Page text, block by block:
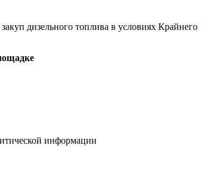
дизельного топлива в условиях Крайнего
информации